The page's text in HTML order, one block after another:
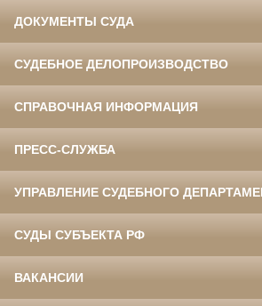
ДОКУМЕНТЫ СУДА
СУДЕБНОЕ ДЕЛОПРОИЗВОДСТВО
СПРАВОЧНАЯ ИНФОРМАЦИЯ
ПРЕСС-СЛУЖБА
УПРАВЛЕНИЕ СУДЕБНОГО
СУДЫ СУБЪЕКТА РФ
ВАКАНСИИ